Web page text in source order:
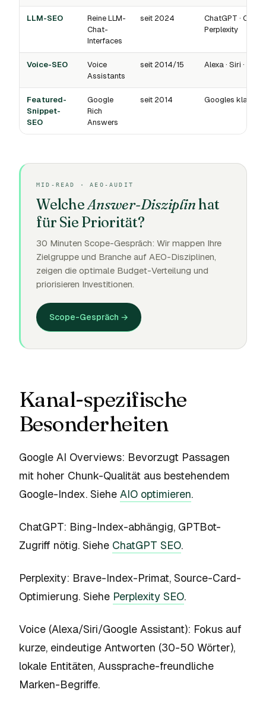
LLM-SEO
Reine LLM-
Chat-
Interfaces
seit 2024
ChatGPT ·
Perplexity
Voice-SEO
Voice
Assistants
seit 2014/15 Alexa · Siri ·
Featured-
Snippet-
SEO
Google
Rich
Answers
seit 2014 Googles
MID-READ · AEO-AUDIT
WelcheAnswer-Disziplinhat
für Sie Priorität?
30 Minuten Scope-Gespräch: Wir mappen Ihre
Zielgruppe und Branche auf AEO-Disziplinen,
zeigen die optimale Budget-Verteilung und
priorisieren Investitionen.
Scope-Gespräch →
Kanal-spezifische
Besonderheiten
Google AI Overviews: Bevorzugt Passagen
mit hoher Chunk-Qualität aus bestehendem
Google-Index. Siehe AIO optimieren.
ChatGPT: Bing-Index-abhängig, GPTBot-
Zugriff nötig. Siehe ChatGPT SEO.
Perplexity: Brave-Index-Primat, Source-Card-
Optimierung. Siehe Perplexity SEO.
Voice (Alexa/Siri/Google Assistant): Fokus auf
kurze, eindeutige Antworten (30-50 Wörter),
lokale Entitäten, Aussprache-freundliche
Marken-Begriffe.